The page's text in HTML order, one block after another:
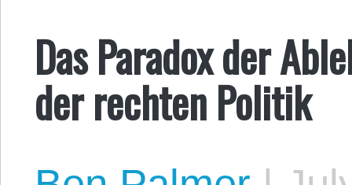
Das Paradox der
der rechten Politik